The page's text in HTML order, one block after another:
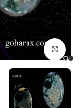
بزرگنمایی تصویر